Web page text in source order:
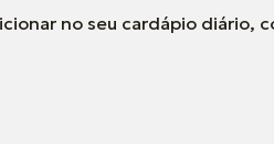
no seu cardápio diário,